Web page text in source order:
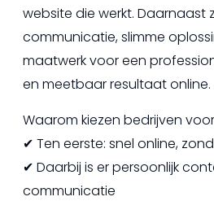
website die werkt. Daarnaast
communicatie, slimme
maatwerk voor een
en meetbaar resultaat online.
Waarom kiezen bedrijven
✔ Ten eerste: snel online,
✔ Daarbij is er persoonlijk
communicatie